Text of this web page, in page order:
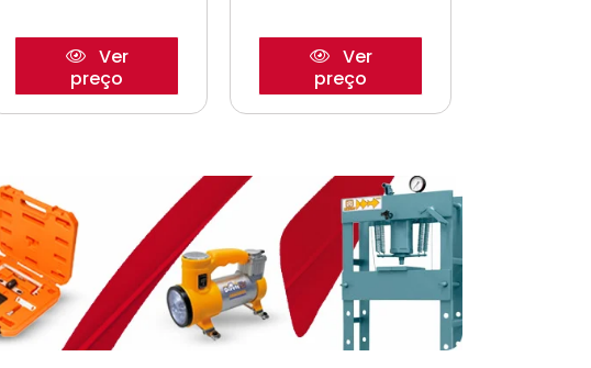
Ver
preço
Ver
preço